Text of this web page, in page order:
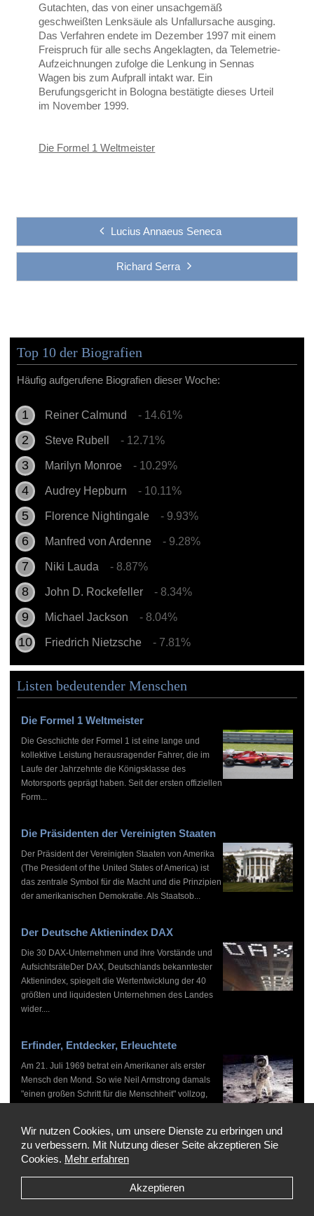
Gutachten, das von einer unsachgemäß
geschweißten Lenksäule als Unfallursache ausging.
Das Verfahren endete im Dezember 1997 mit einem
Freispruch für alle sechs Angeklagten, da Telemetrie-
Aufzeichnungen zufolge die Lenkung in Sennas
Wagen bis zum Aufprall intakt war. Ein
Berufungsgericht in Bologna bestätigte dieses Urteil
im November 1999.
Die Formel 1 Weltmeister
Lucius Annaeus Seneca
Richard Serra
Top 10 der Biografien
Häufig aufgerufene Biografien dieser Woche:
Reiner Calmund - 14.61%
Steve Rubell - 12.71%
Marilyn Monroe - 10.29%
Audrey Hepburn - 10.11%
Florence Nightingale - 9.93%
Manfred von Ardenne - 9.28%
Niki Lauda - 8.87%
John D. Rockefeller - 8.34%
Michael Jackson - 8.04%
Friedrich Nietzsche - 7.81%
Listen bedeutender Menschen
Die Formel 1 Weltmeister
Die Geschichte der Formel 1 ist eine lange und
kollektive Leistung herausragender Fahrer, die im
Laufe der Jahrzehnte die Königsklasse des
Motorsports geprägt haben. Seit der ersten offiziellen
Form...
Die Präsidenten der Vereinigten Staaten
Der Präsident der Vereinigten Staaten von Amerika
(The President of the United States of America) ist
das zentrale Symbol für die Macht und die Prinzipien
der amerikanischen Demokratie. Als Staatsob...
Der Deutsche Aktienindex DAX
Die 30 DAX-Unternehmen und ihre Vorstände und
AufsichtsräteDer DAX, Deutschlands bekanntester
Aktienindex, spiegelt die Wertentwicklung der 40
größten und liquidesten Unternehmen des Landes
wider....
Erfinder, Entdecker, Erleuchtete
Am 21. Juli 1969 betrat ein Amerikaner als erster
Mensch den Mond. So wie Neil Armstrong damals
"einen großen Schritt für die Menschheit" vollzog,
Copyright © 1999-2026 by WHO'S WHO, Alle Rechte vorbehalten
Wir nutzen Cookies, um unsere Dienste zu erbringen und
zu verbessern. Mit Nutzung dieser Seite akzeptieren Sie
Cookies. Mehr erfahren
Akzeptieren